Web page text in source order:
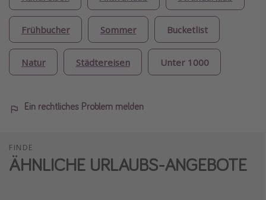
Frühbucher Sommer Bucketlist
Natur Städtereisen Unter 1000
Ein rechtliches Problem melden
FINDE
ÄHNLICHE URLAUBS-ANGEBOTE